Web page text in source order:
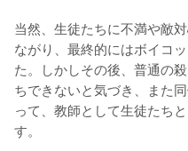
当然、生徒たちに不満や敵
ながり、最終的にはボイコ
た。しかしその後、普通の
ちできないと気づき、また
って、教師として生徒たち
す。